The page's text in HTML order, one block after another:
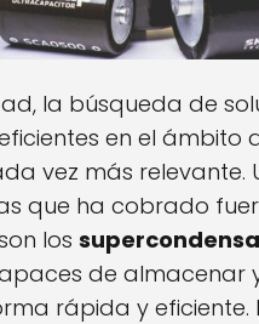
la búsqueda de
en el ámbito
vez más relevante.
que ha cobrado
los
de almacenar
rápida y eficiente.